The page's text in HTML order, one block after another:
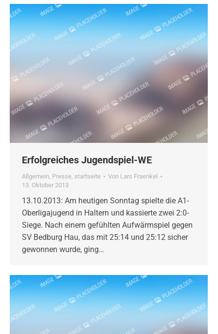
Erfolgreiches Jugendspiel-WE
Allgemein, Presse, startseite Von Lars Fraenkel
13. Oktober 2013
13.10.2013: Am heutigen Sonntag spielte die A1-
Oberligajugend in Haltern und kassierte zwei 2:0-
Siege. Nach einem gefühlten Aufwärmspiel gegen
SV Bedburg Hau, das mit 25:14 und 25:12 sicher
gewonnen wurde, ging…